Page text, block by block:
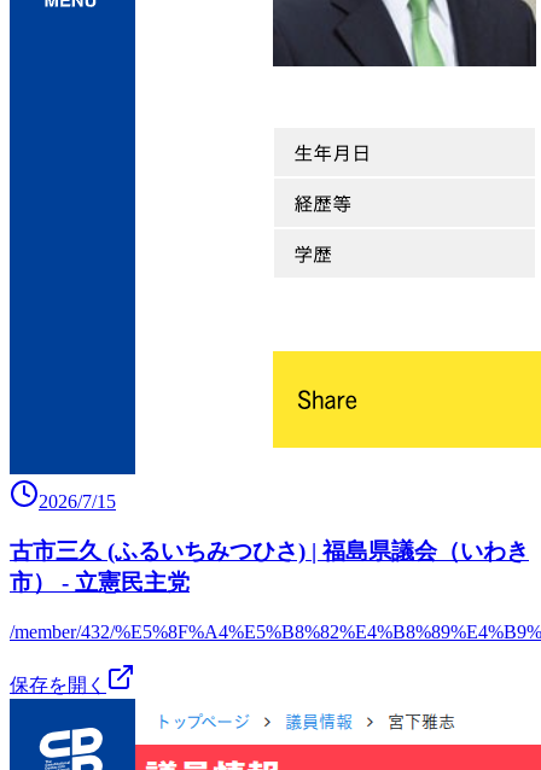
2026/7/15
古市三久 (ふるいちみつひさ) | 福島県議会（いわき
市） - 立憲民主党
/member/432/
保存を開く